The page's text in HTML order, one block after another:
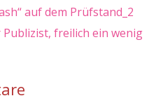
auf dem Prüfstand_2
freilich ein wenig